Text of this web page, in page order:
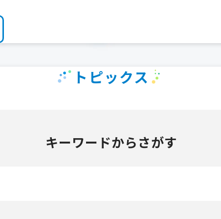
トピックス
キーワードからさがす